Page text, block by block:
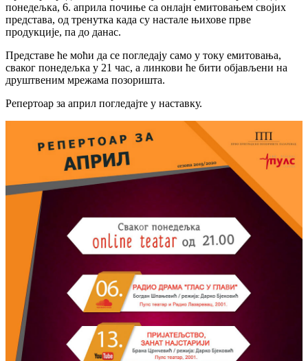
понедељка, 6. априла почиње са онлајн емитовањем својих
представа, од тренутка када су настале њихове прве
продукције, па до данас.
Представе ће моћи да се погледају само у току емитовања,
сваког понедељка у 21 час, а линкови ће бити објављени на
друштвеним мрежама позоришта.
Репертоар за април погледајте у наставку.